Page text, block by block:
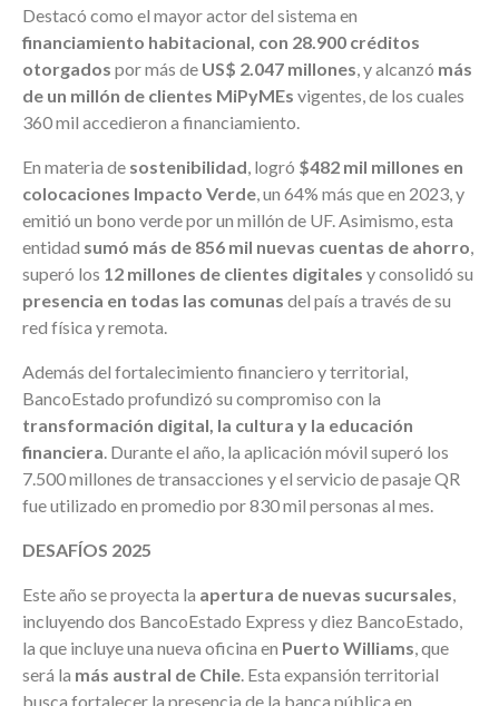
Destacó como el mayor actor del sistema en
financiamiento habitacional, con 28.900 créditos
otorgados por más de US$ 2.047 millones , y alcanzó más
de un millón de clientes MiPyMEs vigentes, de los cuales
360 mil accedieron a financiamiento.
En materia de sostenibilidad , logró $482 mil millones en
colocaciones Impacto Verde , un 64% más que en 2023, y
emitió un bono verde por un millón de UF. Asimismo, esta
entidad sumó más de 856 mil nuevas cuentas de ahorro
superó los 12 millones de clientes digitales y consolidó su
presencia en todas las comunas del país a través de su
red física y remota.
Además del fortalecimiento financiero y territorial,
BancoEstado profundizó su compromiso con la
transformación digital, la cultura y la educación
financiera . Durante el año, la aplicación móvil superó los
7.500 millones de transacciones y el servicio de pasaje QR
fue utilizado en promedio por 830 mil personas al mes.
DESAFÍOS 2025
Este año se proyecta la apertura de nuevas sucursales
incluyendo dos BancoEstado Express y diez BancoEstado,
la que incluye una nueva oficina en Puerto Williams , que
será la más austral de Chile . Esta expansión territorial
busca fortalecer la presencia de la banca pública en